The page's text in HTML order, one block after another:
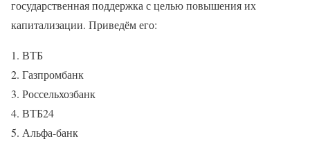
государственная поддержка с целью повышения их
капитализации. Приведём его:
ВТБ
Газпромбанк
Россельхозбанк
ВТБ24
Альфа-банк